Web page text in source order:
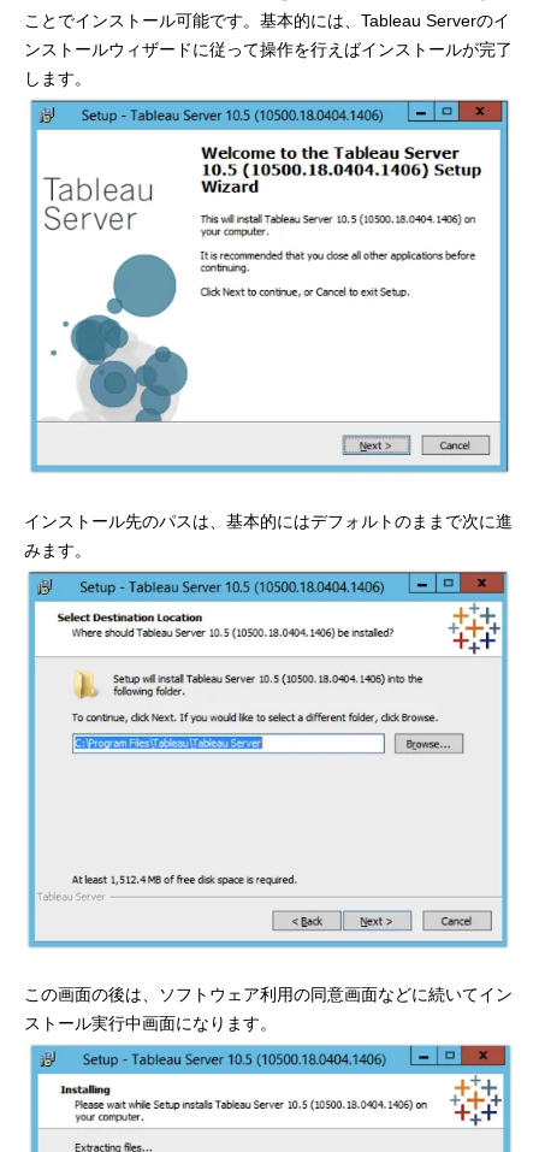
ことでインストール可能です。基本的には、Tableau Serverのイ
ンストールウィザードに従って操作を行えばインストールが完了
します。
インストール先のパスは、基本的にはデフォルトのままで次に進
みます。
この画面の後は、ソフトウェア利用の同意画面などに続いてイン
ストール実行中画面になります。